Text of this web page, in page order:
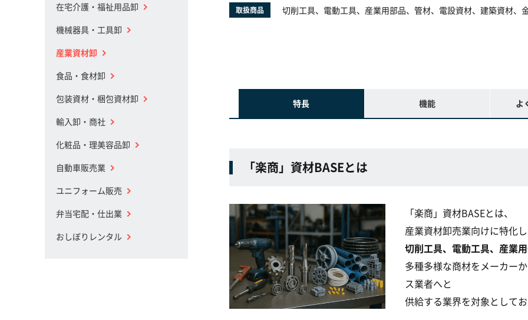
取扱商品 切削工具、電動工具、産業用部品、管材、電設資材、建築資材、
特長 機能 よ
「楽商」資材BASEとは
「楽商」資材BASEとは、
産業資材卸売業向けに特化
切削工具、電動工具、産業
多種多様な商材をメーカー
ス業者へと
供給する業界を対象として
在宅介護・福祉用品卸
機械器具・工具卸
産業資材卸
食品・食材卸
包装資材・梱包資材卸
輸入卸・商社
化粧品・理美容品卸
自動車販売業
ユニフォーム販売
弁当宅配・仕出業
おしぼりレンタル